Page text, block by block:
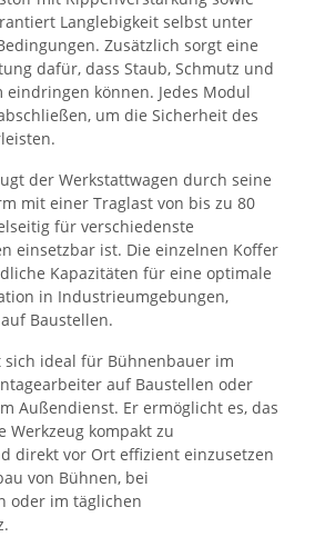
Langlebigkeit selbst unter
Zusätzlich sorgt eine
dafür, dass Staub, Schmutz und
eindringen können. Jedes Modul
um die Sicherheit des
der Werkstattwagen durch seine
mit einer Traglast von bis zu 80
für verschiedenste
einsetzbar ist. Die einzelnen Koffer
Kapazitäten für eine optimale
in Industrieumgebungen,
Baustellen.
sich ideal für Bühnenbauer im
auf Baustellen oder
Außendienst. Er ermöglicht es, das
Werkzeug kompakt zu
direkt vor Ort effizient einzusetzen
von Bühnen, bei
oder im täglichen